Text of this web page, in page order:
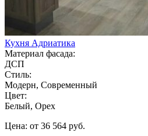
Кухня Адриатика
Материал фасада:
ДСП
Стиль:
Модерн, Современный
Цвет:
Белый, Орех
Цена: от 36 564 руб.